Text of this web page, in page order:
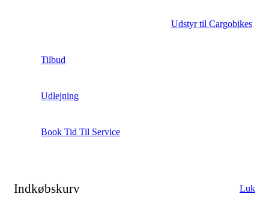
Udstyr til Cargobikes
Tilbud
Udlejning
Book Tid Til Service
Indkøbskurv Luk